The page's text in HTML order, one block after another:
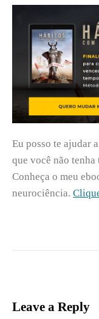
Eu posso te ajudar
que você não
Conheça o meu
neurociência.
Leave a Reply